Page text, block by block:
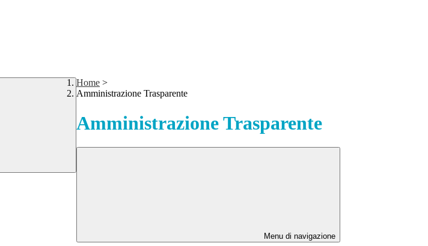
Home >
Amministrazione Trasparente
Amministrazione Trasparente
Menu di navigazione